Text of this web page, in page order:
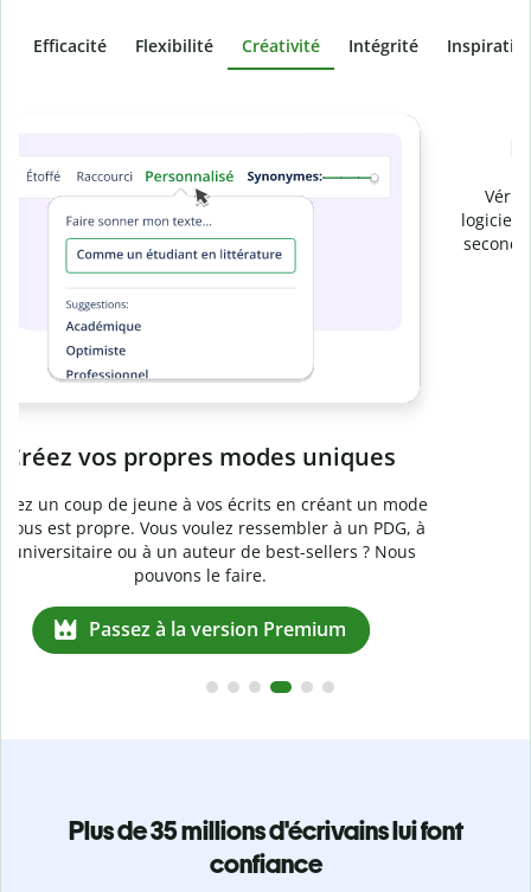
Efficacité Flexibilité Créativité Intégrité
Vérifiez que vos écrits sont 100 % les vôtres grâce au
logiciel anti-plagiat. Analysez votre document en quelques
secondes et identifiez les citations manquantes dans plus
de 100 langues.
Plus de 35 millions d'écrivains lui font
confiance